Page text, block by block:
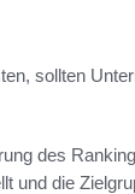
sollten
des
und die